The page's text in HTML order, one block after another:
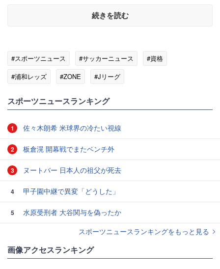
続きを読む
#スポーツニュース #サッカーニュース
#資格
#浦和レッズ
#ZONE #Jリーグ
スポーツニュースランキング
1 佐々木朗希 米球界の冷たい視線
2 板倉滉 開幕戦でまたベンチ外
3 ヌートバー 日本人の祖父が死去
4 甲子園中継で異変「どうした」
5
水原受刑者 大谷関与を偽ったか
スポーツニュースランキングをもっと見る
画像アクセスランキング